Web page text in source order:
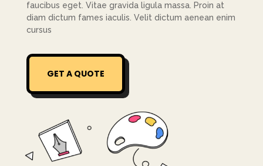
faucibus eget. Vitae gravida ligula massa. Proin at
diam dictum fames iaculis. Velit dictum aenean enim
cursus
GET A QUOTE